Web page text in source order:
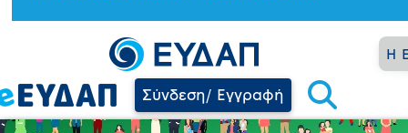
Η
Σύνδεση/ Εγγραφή